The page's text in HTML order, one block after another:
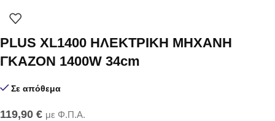
PLUS XL1400 ΗΛΕΚΤΡΙΚΗ ΜΗΧΑΝΗ
ΓΚΑΖΟΝ 1400W 34cm
Σε απόθεμα
119,90 € με Φ.Π.Α.